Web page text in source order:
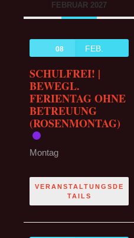
FEBRUAR 2027
08 FEB.
SCHULFREI! |
BEWEGL.
FERIENTAG OHNE
BETREUUNG
(ROSENMONTAG)
Montag
VERANSTALTUNGSDE
TAILS